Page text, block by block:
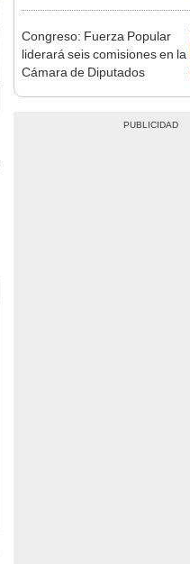
Congreso: Fuerza Popular
liderará seis comisiones en la
Cámara de Diputados